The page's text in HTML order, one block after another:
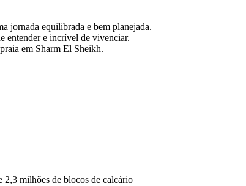
jornada equilibrada e bem planejada.
entender e incrível de vivenciar.
em Sharm El Sheikh.
2,3 milhões de blocos de calcário